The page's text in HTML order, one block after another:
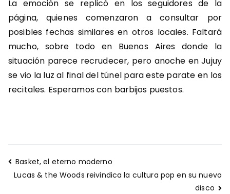
La emoción se replicó en los seguidores de la
página, quienes comenzaron a consultar por
posibles fechas similares en otros locales. Faltará
mucho, sobre todo en Buenos Aires donde la
situación parece recrudecer, pero anoche en Jujuy
se vio la luz al final del túnel para este parate en los
recitales. Esperamos con barbijos puestos.
Navegación
de
Basket, el eterno moderno
Lucas & the Woods reivindica la cultura pop en su nuevo
disco